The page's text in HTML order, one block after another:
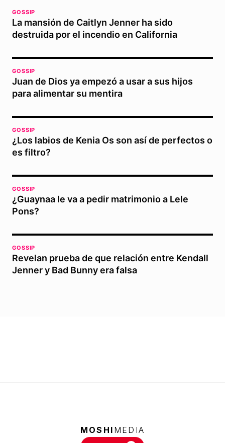
GOSSIP
La mansión de Caitlyn Jenner ha sido
destruida por el incendio en California
GOSSIP
Juan de Dios ya empezó a usar a sus hijos
para alimentar su mentira
GOSSIP
¿Los labios de Kenia Os son así de perfectos o
es filtro?
GOSSIP
¿Guaynaa le va a pedir matrimonio a Lele
Pons?
GOSSIP
Revelan prueba de que relación entre Kendall
Jenner y Bad Bunny era falsa
MOSHI MEDIA